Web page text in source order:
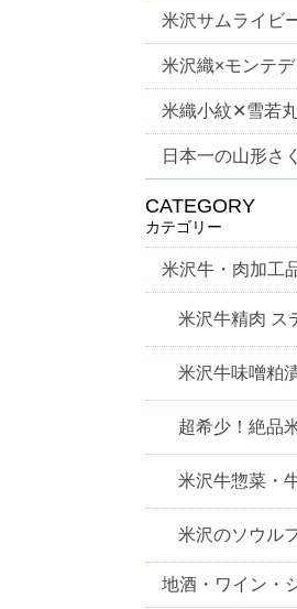
米沢サムライビ
米沢織×モンテ
米織小紋✕雪若
ッズ
日本一の山形さ
CATEGORY
カテゴリー
米沢牛・肉加工
米沢牛精肉 ス
焼き・しゃぶし
米沢牛味噌粕
超希少！絶品
ン米沢牛惣菜・
米沢のソウル
焼〉
地酒・ワイン・